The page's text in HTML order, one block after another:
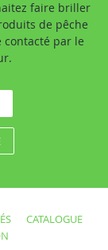
faire briller
de pêche
contacté par le
CATALOGUE